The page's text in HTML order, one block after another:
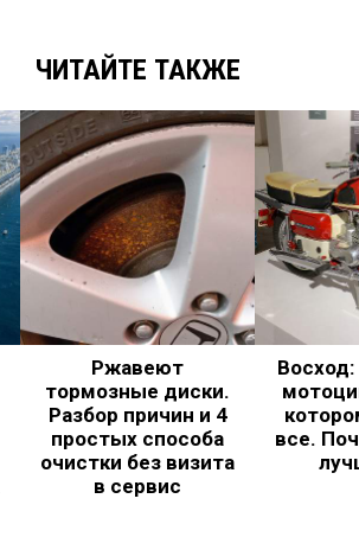
ЧИТАЙТЕ ТАКЖЕ
Ржавеют
тормозные диски.
Разбор причин и 4
простых способа
очистки без визита
в сервис
все.